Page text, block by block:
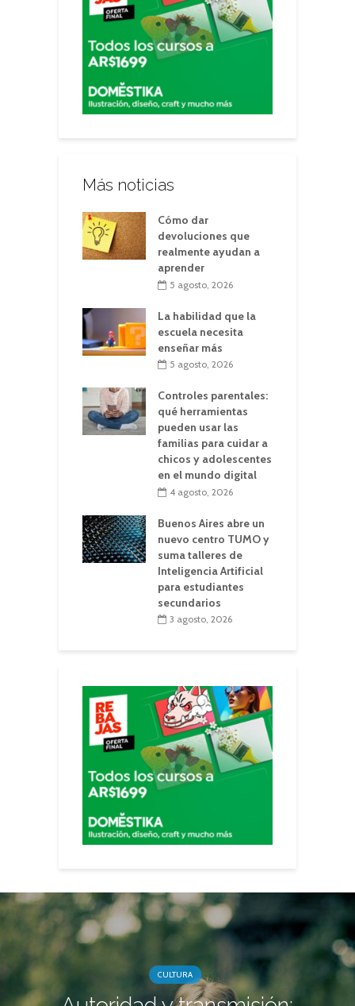
Más noticias
Cómo dar
devoluciones que
realmente ayudan a
aprender
5 agosto, 2026
La habilidad que la
escuela necesita
enseñar más
5 agosto, 2026
Controles parentales:
qué herramientas
pueden usar las
familias para cuidar a
chicos y adolescentes
en el mundo digital
4 agosto, 2026
Buenos Aires abre un
nuevo centro TUMO y
suma talleres de
Inteligencia Artificial
para estudiantes
secundarios
3 agosto, 2026
CULTURA